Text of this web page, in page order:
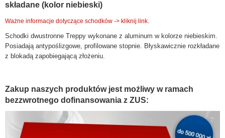
składane (kolor niebieski)
Ważne informacje dotyczące schodków -> kliknij link.
Schodki dwustronne Treppy wykonane z aluminum w kolorze niebieskim.
Posiadają antypoślizgowe, profilowane stopnie. Błyskawicznie rozkładane
z blokadą zapobiegającą złożeniu.
Zakup naszych produktów jest możliwy w ramach
bezzwrotnego dofinansowania z ZUS: